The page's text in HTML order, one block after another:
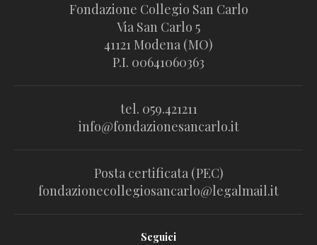
Fondazione Collegio San Carlo
Via San Carlo 5
41121 Modena (MO)
P.I. 00641060363
tel. 059.421211
info@fondazionesancarlo.it
Posta certificata (PEC)
fondazionecollegiosancarlo@legalmail.it
Seguici